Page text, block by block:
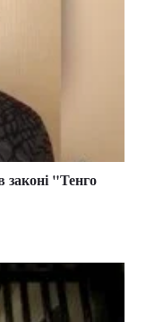
законі "Тенго